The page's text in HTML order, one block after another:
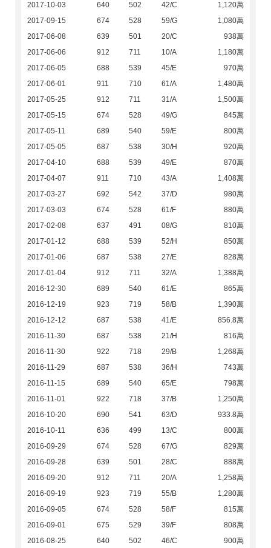
2017-10-03
640 502 42/C
1,120萬
2017-09-15
674 528 59/G
1,080萬
2017-06-08
639 501 20/C
938萬
2017-06-06
912 711 10/A
1,180萬
2017-06-05
688 539 45/E
970萬
2017-06-01
911 710 61/A
1,480萬
2017-05-25
912 711 31/A
1,500萬
2017-05-15
674 528 49/G
845萬
2017-05-11
689 540 59/E
800萬
2017-05-05
687 538 30/H
920萬
2017-04-10
688 539 49/E
870萬
2017-04-07
911 710 43/A
1,408萬
2017-03-27
692 542 37/D
980萬
2017-03-03
674 528 61/F
880萬
2017-02-08
637 491 08/G
810萬
2017-01-12
688 539 52/H
850萬
2017-01-06
687 538 27/E
828萬
2017-01-04
912 711 32/A
1,388萬
2016-12-30
689 540 61/E
865萬
2016-12-19
923 719 58/B
1,390萬
2016-12-12
687 538 41/E
856.8萬
2016-11-30
687 538 21/H
816萬
2016-11-30
922 718 29/B
1,268萬
2016-11-29
687 538 36/H
743萬
2016-11-15
689 540 65/E
798萬
2016-11-01
922 718 37/B
1,250萬
2016-10-20
690 541 63/D
933.8萬
2016-10-11
636 499 13/C
800萬
2016-09-29
674 528 67/G
829萬
2016-09-28
639 501 28/C
888萬
2016-09-20
912 711 20/A
1,258萬
2016-09-19
923 719 55/B
1,280萬
2016-09-05
674 528 58/F
815萬
2016-09-01
675 529 39/F
808萬
2016-08-25
640 502 46/C 900萬